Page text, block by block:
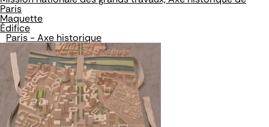
Paris
Maquette
Édifice
Paris - Axe historique